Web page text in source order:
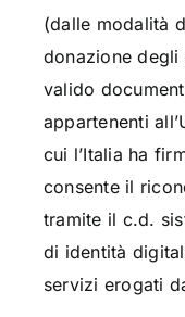
(dalle modalità
donazione
valido
appartenenti
cui l’Italia ha
consente il
tramite il c.d.
di identità
servizi erogati